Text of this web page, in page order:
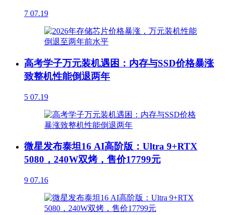
7 07.19
高考学子万元装机遇困：内存与SSD价格暴涨
致整机性能倒退两年
5 07.19
微星发布泰坦16 AI高阶版：Ultra 9+RTX
5080，240W双烤，售价17799元
9 07.16